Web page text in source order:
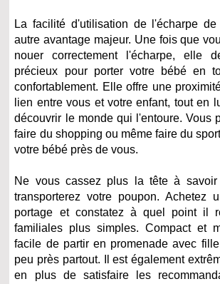
La facilité d'utilisation de l'écharpe
autre avantage majeur. Une fois que
nouer correctement l'écharpe, elle
précieux pour porter votre bébé en
confortablement. Elle offre une
lien entre vous et votre enfant, tout en
découvrir le monde qui l'entoure. Vous
faire du shopping ou même faire du
votre bébé près de vous.
Ne vous cassez plus la tête à savoir
transporterez votre poupon. Achetez
portage et constatez à quel point il
familiales plus simples. Compact et
facile de partir en promenade avec
peu près partout. Il est également
en plus de satisfaire les